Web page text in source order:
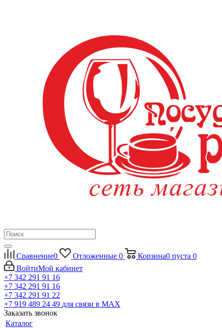
Сравнение0 Отложенные 0 Корзина0 пуста 0
ВойтиМой кабинет
+7 342 291 91 16
+7 342 291 91 16
+7 342 291 91 22
+7 919 489 24 49 для связи в МАХ
Заказать звонок
Каталог